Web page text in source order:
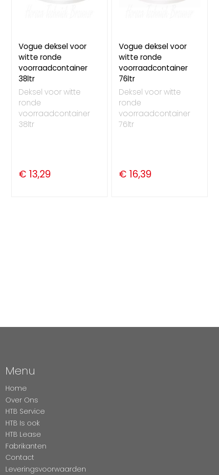
Vogue deksel voor
witte ronde
voorraadcontainer
38ltr
Deksel voor witte
ronde
voorraadcontainer
38ltr
€ 13,29
Vogue deksel voor
witte ronde
voorraadcontainer
76ltr
Deksel voor witte
ronde
voorraadcontainer
76ltr
€ 16,39
Menu
Home
Over Ons
HTB Service
HTB Is ook
HTB Lease
Fabrikanten
Contact
Leveringsvoorwaarden